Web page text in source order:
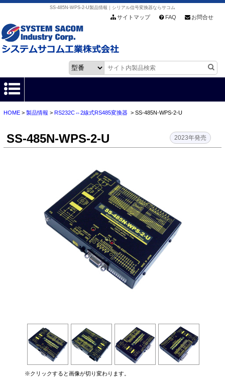
SS-485N-WPS-2-U製品情報｜シリアル信号変換器ならサコム
サイトマップ FAQ お問合せ
HOME
製品情報
お客様サポート
会社情報
お問い合わせ
HOME> 製品情報 > RS232C⇔2線式RS485変換器> SS-485N-WPS-2-U
SS-485N-WPS-2-U 2023年発売
※クリックすると画像が切り変わります。